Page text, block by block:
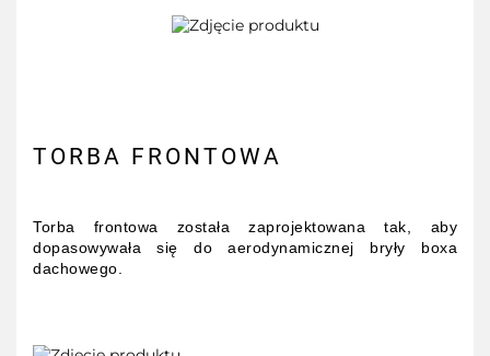
TORBA FRONTOWA
Torba frontowa została zaprojektowana tak, aby
dopasowywała się do aerodynamicznej bryły boxa
dachowego.